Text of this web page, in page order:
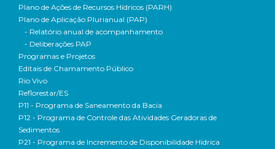
Plano de Ações de Recursos Hídricos (PARH)
Plano de Aplicação Plurianual (PAP)
- Relatório anual de acompanhamento
- Deliberações PAP
Programas e Projetos
Editais de Chamamento Público
Rio Vivo
Reflorestar/ES
P11 - Programa de Saneamento da Bacia
P12 - Programa de Controle das Atividades Geradoras de
Sedimentos
P21 - Programa de Incremento de Disponibilidade Hídrica